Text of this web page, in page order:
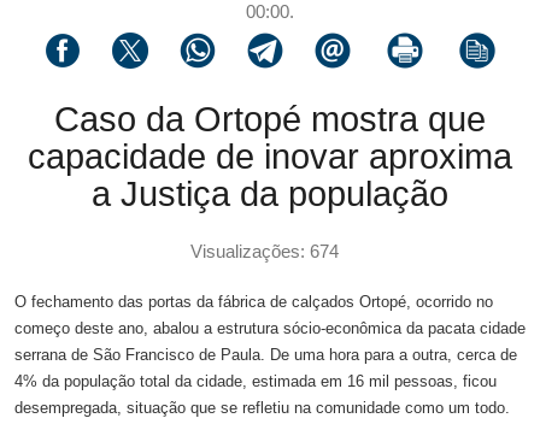
00:00.
Compartilhar via facebook
Compartilhar via twitter
Compartilhar via whatsapp
Compartilhar via telegram
Compartilhar via email
Imprimir a página
Copiar
Caso da Ortopé mostra que
capacidade de inovar aproxima
a Justiça da população
Visualizações: 674
O fechamento das portas da fábrica de calçados Ortopé, ocorrido no
começo deste ano, abalou a estrutura sócio-econômica da pacata cidade
serrana de São Francisco de Paula. De uma hora para a outra, cerca de
4% da população total da cidade, estimada em 16 mil pessoas, ficou
desempregada, situação que se refletiu na comunidade como um todo.